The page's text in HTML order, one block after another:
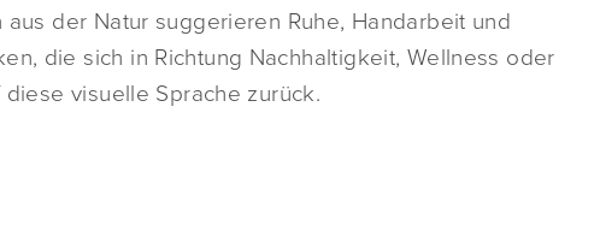
der Natur suggerieren Ruhe, Handarbeit und
die sich in Richtung Nachhaltigkeit, Wellness oder
visuelle Sprache zurück.